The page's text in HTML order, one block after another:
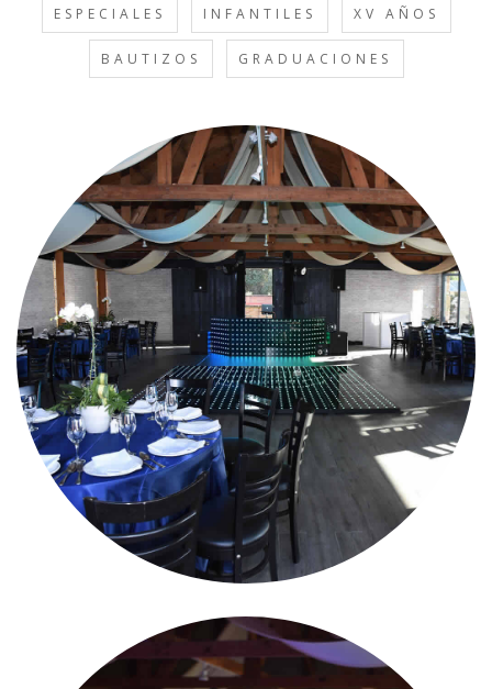
ESPECIALES INFANTILES XV AÑOS
BAUTIZOS GRADUACIONES